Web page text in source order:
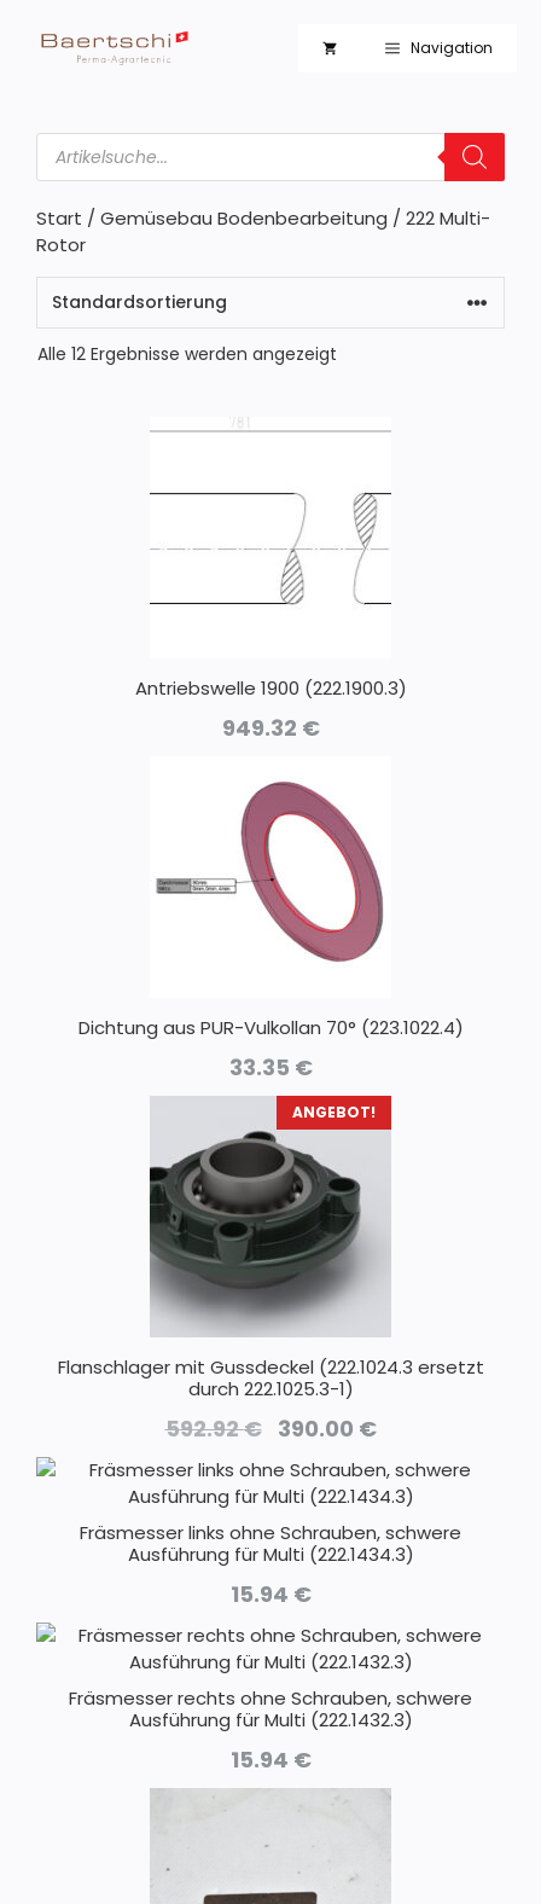
Inhalt
Navigation
Products
search
Start / Gemüsebau Bodenbearbeitung / 222 Multi-
Rotor
Alle 12 Ergebnisse werden angezeigt
Antriebswelle 1900 (222.1900.3)
949.32 €
Dichtung aus PUR-Vulkollan 70° (223.1022.4)
33.35 €
ANGEBOT!
Flanschlager mit Gussdeckel (222.1024.3 ersetzt
durch 222.1025.3-1)
592.92€
Ursprünglicher
war:
592.92 €
390.00 €Aktueller
ist:
390.00 €.
Fräsmesser links ohne Schrauben, schwere
Ausführung für Multi (222.1434.3)
15.94 €
Fräsmesser rechts ohne Schrauben, schwere
Ausführung für Multi (222.1432.3)
15.94 €